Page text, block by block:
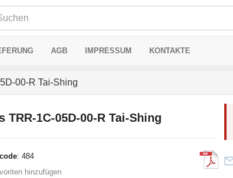
AGB IMPRESSUM KONTAKTE
00-R Tai-Shing
TRR-1C-05D-00-R Tai-Shing
: 484
hinzufügen